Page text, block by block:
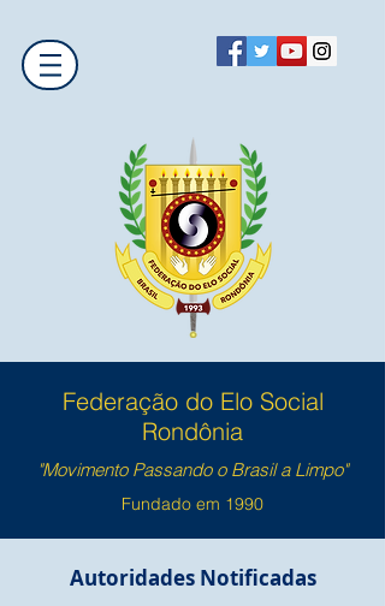
Federação do Elo Social
Rondônia
"Movimento Passando o Brasil a Limpo"
Fundado em 1990
Autoridades Notificadas